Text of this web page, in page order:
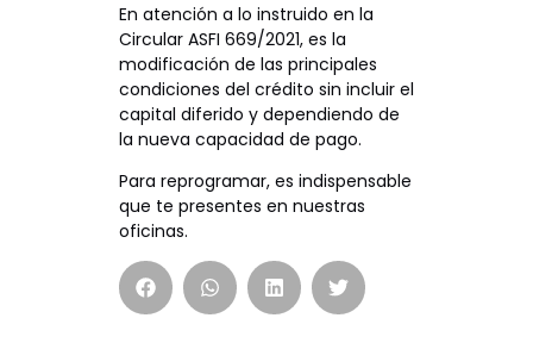
En atención a lo instruido en la
Circular ASFI 669/2021, es la
modificación de las principales
condiciones del crédito sin incluir el
capital diferido y dependiendo de
la nueva capacidad de pago.
Para reprogramar, es indispensable
que te presentes en nuestras
oficinas.